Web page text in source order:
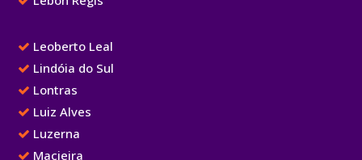
Leoberto Leal
Lindóia do Sul
Lontras
Luiz Alves
Luzerna
Macieira